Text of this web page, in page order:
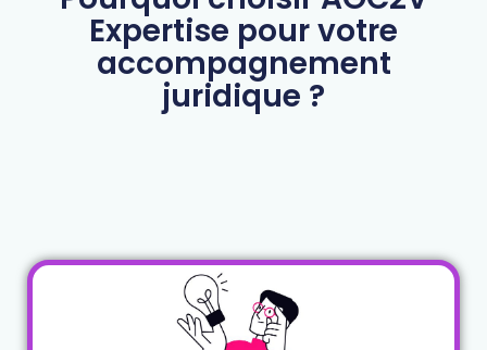
Expertise pour votre
accompagnement
juridique ?